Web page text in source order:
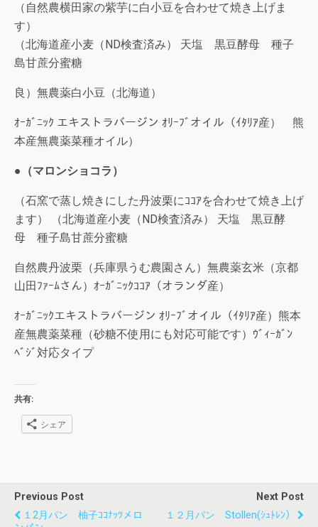
（自然農横田家の紫芋に白小豆を合わせて焼き上げま
す）
（北海道産小麦（ND検査済み） 天塩 黒豆酵母 種子
島甘蔗分蜜糖
良）無農薬白小豆（北海道）
ｵｰｶﾞﾆｯｸ エキストラバージン ｵﾘｰﾌﾞオイル（ｲﾀﾘｱ産） 熊
本産無農薬菜種オイル）
●（マロンショコラ）
（石窯で蒸し焼きにした丹波栗にｺｺｱを合わせて焼き上げ
ます） （北海道産小麦（ND検査済み） 天塩 黒豆酵
母 種子島甘蔗分蜜糖
自然農丹波栗（兵庫県うむ農園さん）無農薬玄米（京都
山田ﾌｧｰﾑさん）ｵｰｶﾞﾆｯｸｺｺｱ（オランダ産）
ｵｰｶﾞﾆｯｸエキストラバージン ｵﾘｰﾌﾞオイル（ｲﾀﾘｱ産）熊本
産無農薬菜種（砂糖不使用にも対応可能です）ｳﾞｨｰｶﾞﾝ
ﾍﾞｼﾞ対応タイプ
共有:
シェア
Previous Post
１2月パン 柚子ｺｺﾅｯﾂメロ
Next Post
１２月パン Stollen(ｼｭﾄﾚﾝ）